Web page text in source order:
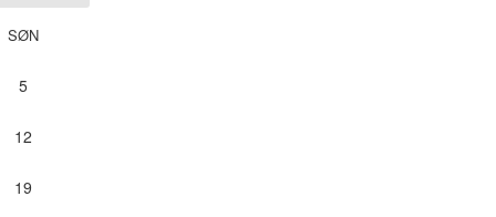
SØN
5
12
19